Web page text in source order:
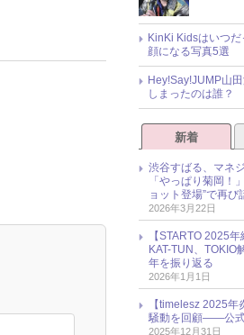
KinKi Kidsはいつ
顔になる写真5選
Hey!Say!JUMP山
しまったのは誰？
新着
渋谷すばる、マネ
「やっぱり菊岡！
ョット登場”で再び
2026年3月22日
【STARTO 2025
KAT-TUN、
年を振り返る
2026年1月1日
【timelesz 2025
騒動を回顧――公式
2025年12月31日